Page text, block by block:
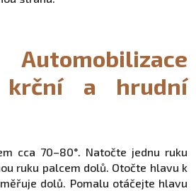
krční a hrudní
cca 70–80°. Natočte jednu ruku
ruku palcem dolů. Otočte hlavu k
dolů. Pomalu otáčejte hlavu